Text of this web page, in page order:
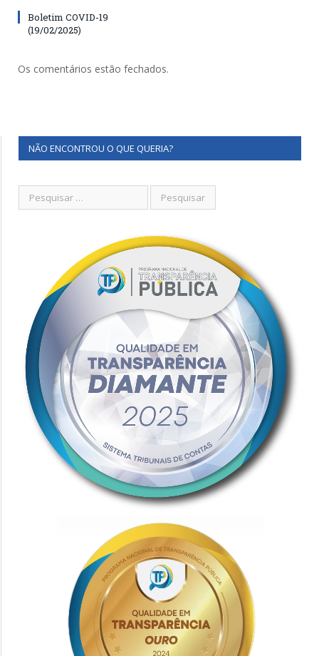
Boletim COVID-19
(19/02/2025)
Os comentários estão fechados.
NÃO ENCONTROU O QUE QUERIA?